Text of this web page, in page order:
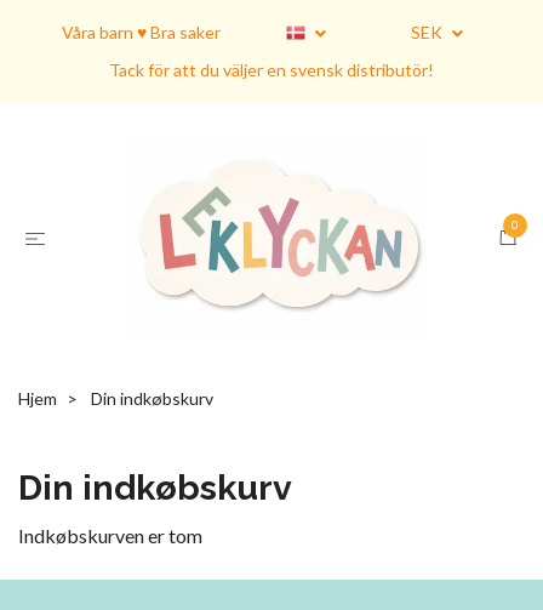
Våra barn ♥ Bra saker
SEK
Tack för att du väljer en svensk distributör!
0
Hjem Din indkøbskurv
Din indkøbskurv
Indkøbskurven er tom